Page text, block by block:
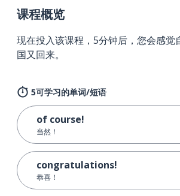
课程概览
现在投入该课程，5分钟后，您会感觉
国又回来。
5可学习的单词/短语
of course!
当然！
congratulations!
恭喜！